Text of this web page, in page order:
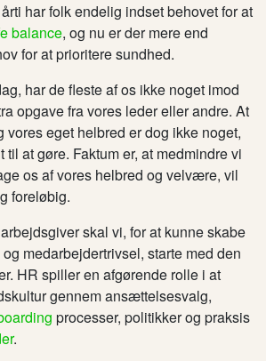
har folk endelig indset behovet for at
balance, og nu er der mere end
for at prioritere sundhed.
har de fleste af os ikke noget imod
opgave fra vores leder eller andre. At
vores eget helbred er dog ikke noget,
til at gøre. Faktum er, at medmindre vi
os af vores helbred og velvære, vil
foreløbig.
skal vi, for at kunne skabe
medarbejdertrivsel, starte med den
HR spiller en afgørende rolle i at
gennem ansættelsesvalg,
processer, politikker og praksis
.